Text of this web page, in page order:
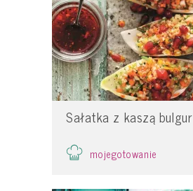
Sałatka z kaszą bulgur
mojegotowanie